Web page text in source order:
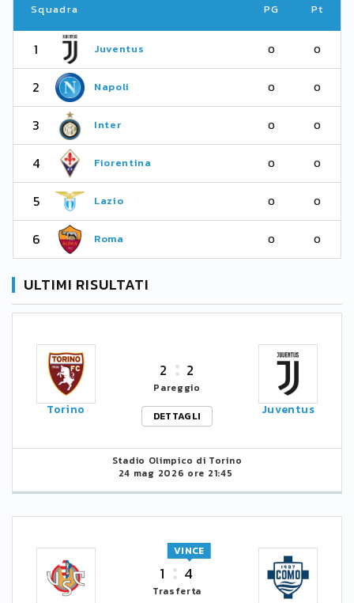
Squadra PG Pt
1 Juventus 0 0
2 Napoli 0 0
3 Inter 0 0
4 Fiorentina 0 0
5 Lazio 0 0
6 Roma 0 0
ULTIMI RISULTATI
Torino
2 2
Pareggio
DETTAGLI
Juventus
Stadio Olimpico di Torino
24 mag 2026 ore 21:45
1 4
VINCE
Trasferta